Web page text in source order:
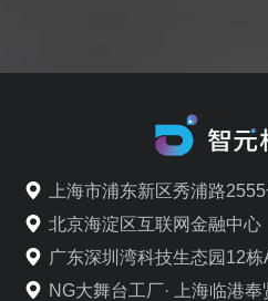
上海市浦东新区秀浦路
北京海淀区互联网金融中心
广东深圳湾科技生态园12栋
NG大舞台工厂· 上海临港奉